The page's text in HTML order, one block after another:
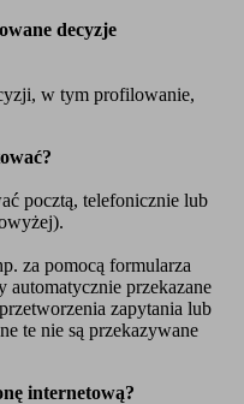
decyzje
w tym profilowanie,
pocztą, telefonicznie lub
za pomocą formularza
automatycznie przekazane
zapytania lub
te nie są przekazywane
internetową?